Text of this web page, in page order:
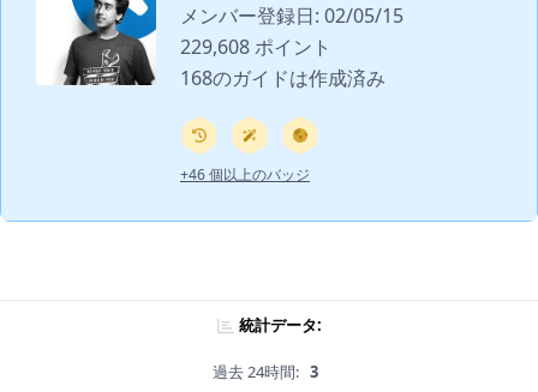
メンバー登録日: 02/05/15
229,608 ポイント
168のガイドは作成済み
+46 個以上のバッジ
統計データ:
過去 24時間: 3